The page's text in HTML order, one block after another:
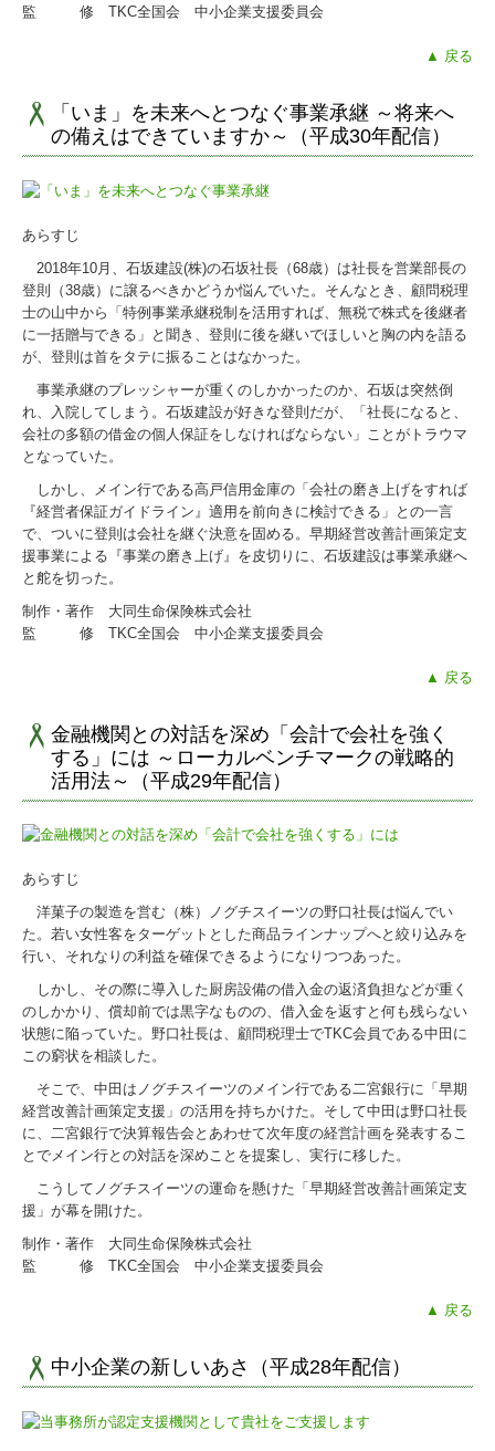
監 修 TKC全国会 中小企業支援委員会
▲ 戻る
「いま」を未来へとつなぐ事業承継 ～将来へ
の備えはできていますか～（平成30年配信）
あらすじ
2018年10月、石坂建設(株)の石坂社長（68歳）は社長を営業部長の
登則（38歳）に譲るべきかどうか悩んでいた。そんなとき、顧問税理
士の山中から「特例事業承継税制を活用すれば、無税で株式を後継者
に一括贈与できる」と聞き、登則に後を継いでほしいと胸の内を語る
が、登則は首をタテに振ることはなかった。
事業承継のプレッシャーが重くのしかかったのか、石坂は突然倒
れ、入院してしまう。石坂建設が好きな登則だが、「社長になると、
会社の多額の借金の個人保証をしなければならない」ことがトラウマ
となっていた。
しかし、メイン行である高戸信用金庫の「会社の磨き上げをすれば
『経営者保証ガイドライン』適用を前向きに検討できる」との一言
で、ついに登則は会社を継ぐ決意を固める。早期経営改善計画策定支
援事業による『事業の磨き上げ』を皮切りに、石坂建設は事業承継へ
と舵を切った。
制作・著作 大同生命保険株式会社
監 修 TKC全国会 中小企業支援委員会
▲ 戻る
金融機関との対話を深め「会計で会社を強く
する」には ～ローカルベンチマークの戦略的
活用法～（平成29年配信）
あらすじ
洋菓子の製造を営む（株）ノグチスイーツの野口社長は悩んでい
た。若い女性客をターゲットとした商品ラインナップへと絞り込みを
行い、それなりの利益を確保できるようになりつつあった。
しかし、その際に導入した厨房設備の借入金の返済負担などが重く
のしかかり、償却前では黒字なものの、借入金を返すと何も残らない
状態に陥っていた。野口社長は、顧問税理士でTKC会員である中田に
この窮状を相談した。
そこで、中田はノグチスイーツのメイン行である二宮銀行に「早期
経営改善計画策定支援」の活用を持ちかけた。そして中田は野口社長
に、二宮銀行で決算報告会とあわせて次年度の経営計画を発表するこ
とでメイン行との対話を深めことを提案し、実行に移した。
こうしてノグチスイーツの運命を懸けた「早期経営改善計画策定支
援」が幕を開けた。
制作・著作 大同生命保険株式会社
監 修 TKC全国会 中小企業支援委員会
▲ 戻る
中小企業の新しいあさ（平成28年配信）